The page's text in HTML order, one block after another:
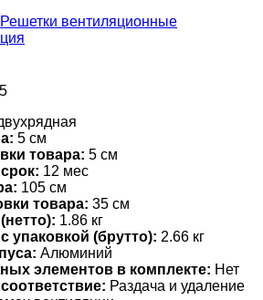
Решетки вентиляционные
5 см
товара: 5 см
12 мес
105 см
товара: 35 см
1.86 кг
упаковкой (брутто): 2.66 кг
Алюминий
элементов в комплекте: Нет
Раздача и удаление